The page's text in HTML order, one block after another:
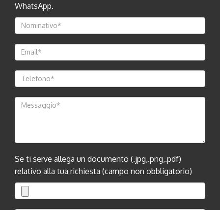
WhatsApp.
Se ti serve allega un documento (.jpg,.png,.pdf)
relativo alla tua richiesta (campo non obbligatorio)